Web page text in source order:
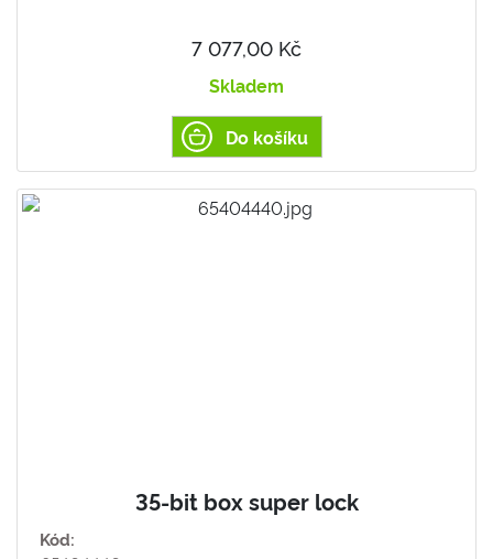
7 077,00 Kč
Skladem
Do košíku
35-bit box super lock
Kód: